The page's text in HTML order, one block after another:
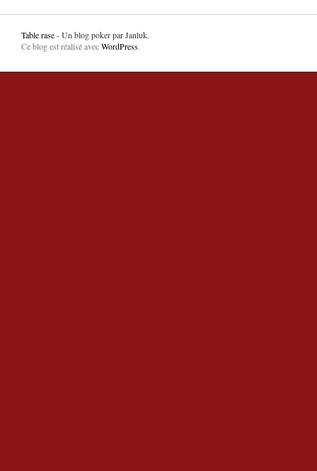
Table rase- Un blog poker par Janluk.
Ce blog est réalisé avecWordPress.